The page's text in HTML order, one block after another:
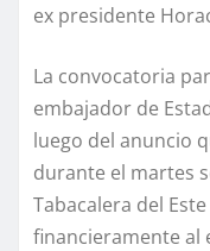
ex presidente
La convocatoria
embajador de
luego del anuncio
durante el martes
Tabacalera del
financieramente al